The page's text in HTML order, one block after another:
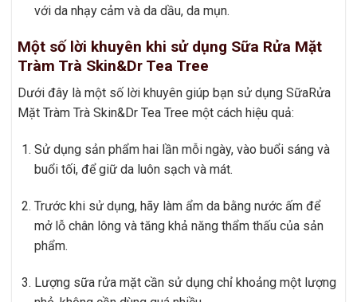
với da nhạy cảm và da dầu, da mụn.
Một số lời khuyên khi sử dụng Sữa Rửa Mặt
Tràm Trà Skin&Dr Tea Tree
Dưới đây là một số lời khuyên giúp bạn sử dụng SữaRửa
Mặt Tràm Trà Skin&Dr Tea Tree một cách hiệu quả:
Sử dụng sản phẩm hai lần mỗi ngày, vào buổi sáng và
buổi tối, để giữ da luôn sạch và mát.
Trước khi sử dụng, hãy làm ẩm da bằng nước ấm để
mở lỗ chân lông và tăng khả năng thẩm thấu của sản
phẩm.
Lượng sữa rửa mặt cần sử dụng chỉ khoảng một lượng